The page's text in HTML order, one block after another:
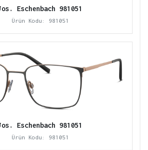
Eschenbach 981051
Ürün Kodu: 981051
Eschenbach 981051
Ürün Kodu: 981051